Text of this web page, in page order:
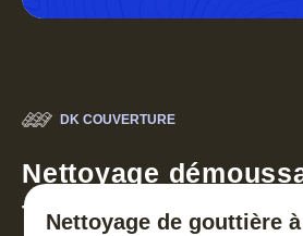
DK COUVERTURE
Nettoyage
toiture 30
Nettoyage de gouttière